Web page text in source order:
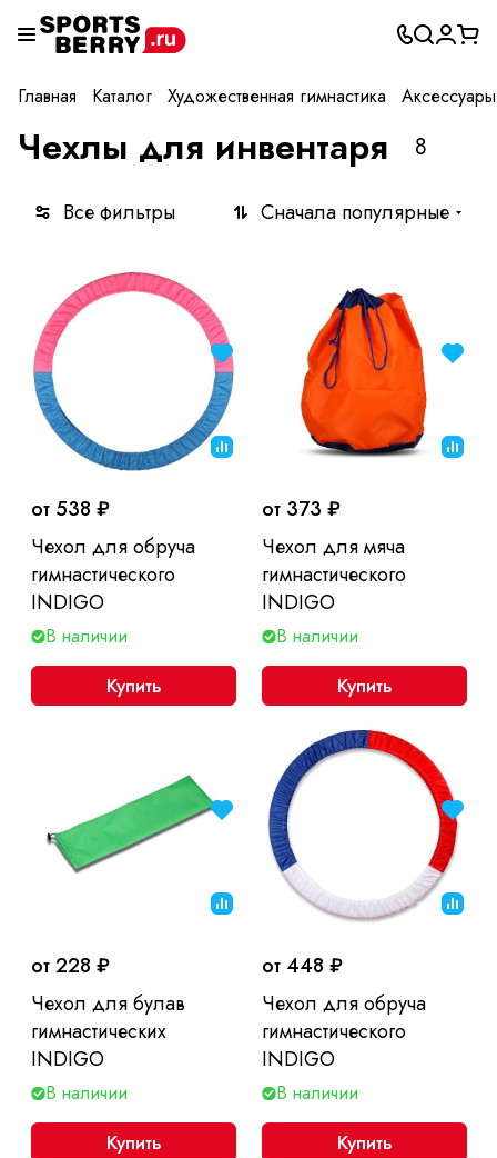
Главная Каталог Художественная гимнастика Аксессуары
Чехлы для инвентаря 8
Все фильтры Сначала популярные
от 538 ₽
Чехол для обруча
гимнастического
INDIGO
В наличии
Купить
от 373 ₽
Чехол для мяча
гимнастического
INDIGO
В наличии
Купить
от 228 ₽
Чехол для булав
гимнастических
INDIGO
В наличии
Купить
от 448 ₽
Чехол для обруча
гимнастического
INDIGO
В наличии
Купить